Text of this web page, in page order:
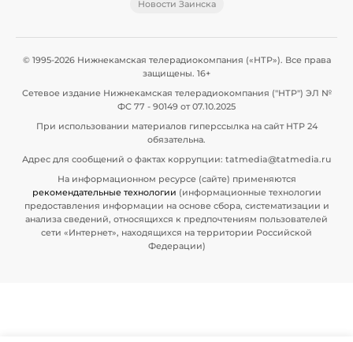
Новости Заинска
© 1995-2026 Нижнекамская телерадиокомпания («НТР»). Все права
защищены. 16+
Сетевое издание Нижнекамская телерадиокомпания ("НТР") ЭЛ №
ФС 77 - 90149 от 07.10.2025
При использовании материалов гиперссылка на сайт НТР 24
обязательна.
Адрес для сообщений о фактах коррупции: tatmedia@tatmedia.ru
На информационном ресурсе (сайте) применяются
рекомендательные технологии (информационные технологии
предоставления информации на основе сбора, систематизации и
анализа сведений, относящихся к предпочтениям пользователей
сети «Интернет», находящихся на территории Российской
Федерации)